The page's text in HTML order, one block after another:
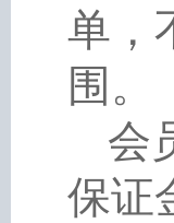
单，
围。
会
保证